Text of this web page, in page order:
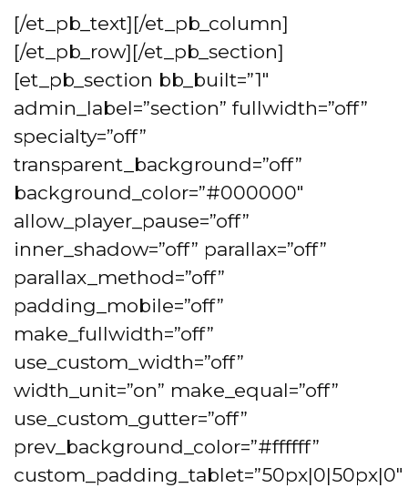
[/et_pb_text][/et_pb_column]
[/et_pb_row][/et_pb_section]
[et_pb_section bb_built=”1″
admin_label=”section” fullwidth=”off”
specialty=”off”
transparent_background=”off”
background_color=”#000000″
allow_player_pause=”off”
inner_shadow=”off” parallax=”off”
parallax_method=”off”
padding_mobile=”off”
make_fullwidth=”off”
use_custom_width=”off”
width_unit=”on” make_equal=”off”
use_custom_gutter=”off”
prev_background_color=”#ffffff”
custom_padding_tablet=”50px|0|50px|0″